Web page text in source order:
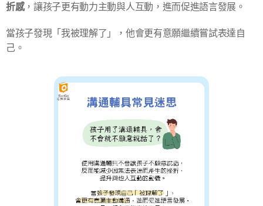
折感，讓孩子更有動力主動與人互動，進而促進語言發展。
當孩子發現「我被理解了」，他會更有意願繼續嘗試表達自
己。